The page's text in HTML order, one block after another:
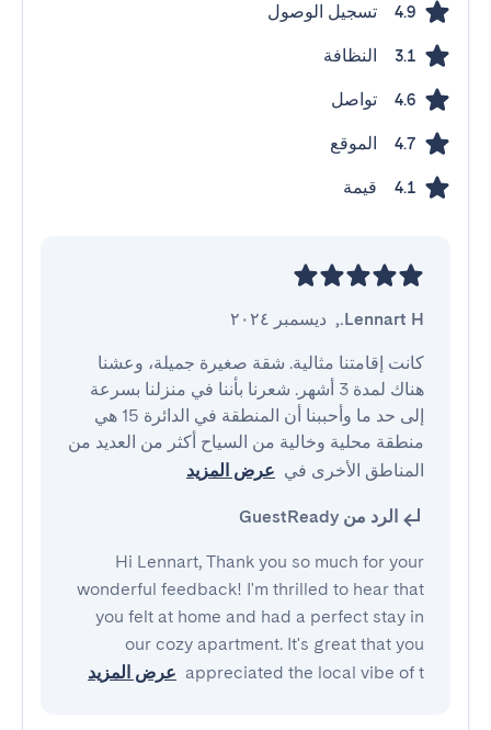
4.9 تسجيل الوصول
3.1 النظافة
4.6 تواصل
4.7 الموقع
4.1 قيمة
Lennart H.
, ديسمبر ٢٠٢٤
المناطق الأخرى في عرض المزيد
الرد من GuestReady
Hi Lennart, Thank you so much for your
wonderful feedback! I'm thrilled to hear that
you felt at home and had a perfect stay in
our cozy apartment. It's great that you
appreciated the local vibe of t عرض المزيد